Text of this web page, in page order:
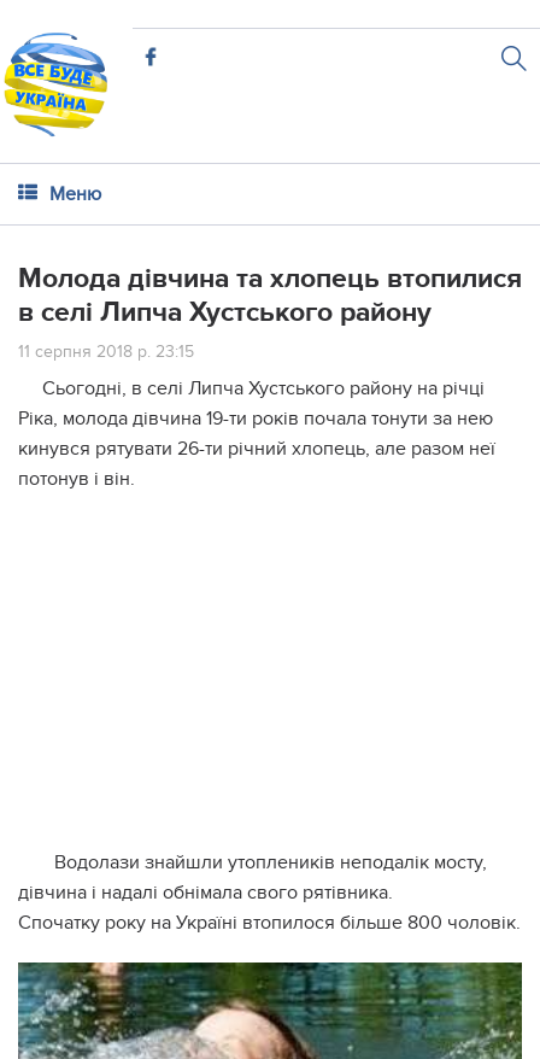
Меню
Молода дівчина та хлопець втопилися
в селі Липча Хустського району
11 серпня 2018 р. 23:15
Сьогодні, в селі Липча Хустського району на річці
Ріка, молода дівчина 19-ти років почала тонути за нею
кинувся рятувати 26-ти річний хлопець, але разом неї
потонув і він.
Водолази знайшли утоплеників неподалік мосту,
дівчина і надалі обнімала свого рятівника.
Спочатку року на Україні втопилося більше 800 чоловік.